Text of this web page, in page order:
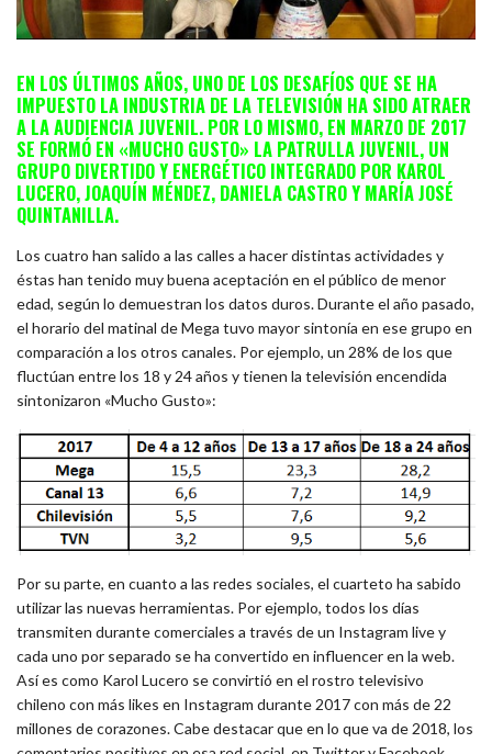
EN LOS ÚLTIMOS AÑOS, UNO DE LOS DESAFÍOS QUE SE HA
IMPUESTO LA INDUSTRIA DE LA TELEVISIÓN HA SIDO ATRAER
A LA AUDIENCIA JUVENIL. POR LO MISMO, EN MARZO DE 2017
SE FORMÓ EN «MUCHO GUSTO» LA PATRULLA JUVENIL, UN
GRUPO DIVERTIDO Y ENERGÉTICO INTEGRADO POR KAROL
LUCERO, JOAQUÍN MÉNDEZ, DANIELA CASTRO Y MARÍA JOSÉ
QUINTANILLA.
Los cuatro han salido a las calles a hacer distintas actividades y
éstas han tenido muy buena aceptación en el público de menor
edad, según lo demuestran los datos duros. Durante el año pasado,
el horario del matinal de Mega tuvo mayor sintonía en ese grupo en
comparación a los otros canales. Por ejemplo, un 28% de los que
fluctúan entre los 18 y 24 años y tienen la televisión encendida
sintonizaron «Mucho Gusto»:
Por su parte, en cuanto a las redes sociales, el cuarteto ha sabido
utilizar las nuevas herramientas. Por ejemplo, todos los días
transmiten durante comerciales a través de un Instagram live y
cada uno por separado se ha convertido en influencer en la web.
Así es como Karol Lucero se convirtió en el rostro televisivo
chileno con más likes en Instagram durante 2017 con más de 22
millones de corazones. Cabe destacar que en lo que va de 2018, los